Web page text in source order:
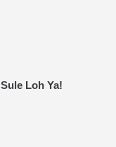
Loh Ya!